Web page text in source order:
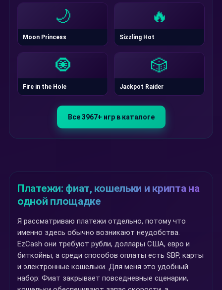
🌙
Moon Princess
🔥
Sizzling Hot
🧿
Fire in the Hole
🎲
Jackpot Raider
Все 3967+ игр в каталоге
Платежи: фиат, кошельки и крипта на
одной площадке
Я рассматриваю платежи отдельно, потому что
именно здесь обычно возникают неудобства.
EzCash они требуют рубли, доллары США, евро и
биткойны, а среди способов оплаты есть SBP, карты
и электронные кошельки. Для меня это удобный
набор: Фиат закрывает повседневные сценарии,